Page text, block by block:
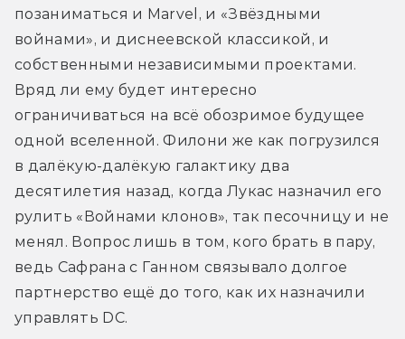
позаниматься и Marvel, и «Звёздными
войнами», и диснеевской классикой, и
собственными независимыми проектами.
Вряд ли ему будет интересно
ограничиваться на всё обозримое будущее
одной вселенной. Филони же как погрузился
в далёкую-далёкую галактику два
десятилетия назад, когда Лукас назначил его
рулить «Войнами клонов», так песочницу и не
менял. Вопрос лишь в том, кого брать в пару,
ведь Сафрана с Ганном связывало долгое
партнерство ещё до того, как их назначили
управлять DC.